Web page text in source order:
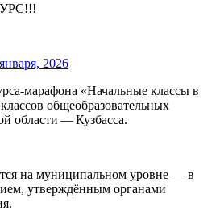
2026
«Начальные классы в
общеобразовательных
области — Кузбасса.
на муниципальном уровне — в
утверждённым органами